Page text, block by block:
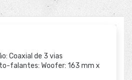
Coaxial de 3 vias
falantes: Woofer: 163 mm x